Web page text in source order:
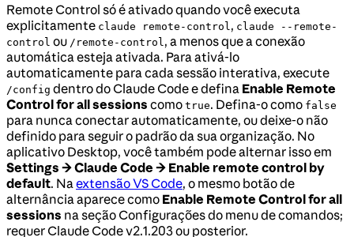
Remote Control só é ativado quando você executa
explicitamente claude remote-control , claude --remote-
control ou /remote-control , a menos que a conexão
automática esteja ativada. Para ativá-lo
automaticamente para cada sessão interativa, execute
/config dentro do Claude Code e defina Enable Remote
Control for all sessions como true. Defina-o como false
para nunca conectar automaticamente, ou deixe-o não
definido para seguir o padrão da sua organização. No
aplicativo Desktop, você também pode alternar isso em
Settings → Claude Code → Enable remote control by
default. Na extensão VS Code, o mesmo botão de
alternância aparece como Enable Remote Control for all
sessions na seção Configurações do menu de comandos;
requer Claude Code v2.1.203 ou posterior.